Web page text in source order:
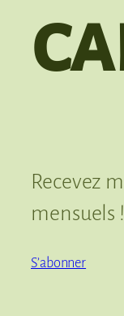
Recevez
mensuels !
S’abonner